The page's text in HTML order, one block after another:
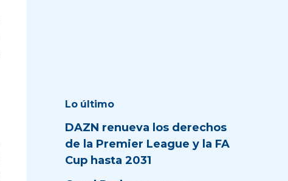
Lo último
DAZN renueva los derechos
de la Premier League y la FA
Cup hasta 2031